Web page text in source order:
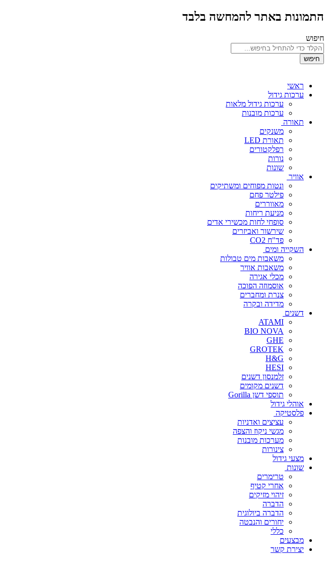
התמונות באתר להמחשה בלבד
חיפוש
חיפוש
ראשי
ערכות גידול
ערכות גידול מלאות
ערכות מובנות
תאורה
משנקים
תאורת LED
רפלקטורים
נורות
שונות
אוויר
ונטות מפוחים ומשתיקים
פילטר פחם
מאווררים
מניעת ריחות
סופחי לחות מכשירי אדים
שירשור ואביזרים
פד"ח CO2
השקייה ומים
משאבות מים טבולות
משאבות אוויר
מכלי אגירה
אוסמוזה הפוכה
צנרת ומחברים
מדידה ובקרה
דשנים
ATAMI
BIO NOVA
GHE
GROTEK
H&G
HESI
זלמנסון דשנים
דשנים מקומים
תוספי דשן Gorilla
אוהלי גידול
פלסטיקה
עציצים ואדניות
מגשי ניקוז והצפה
מערכות מובנות
צינורות
מצעי גידול
שונות
טרימרים
אחרי קטיף
זיהוי מזיקים
הדברה
הדברה ביולוגית
יחורים והנבטה
כללי
מבצעים
יצירת קשר